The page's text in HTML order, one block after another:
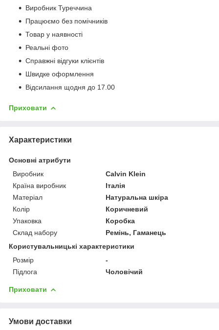
Виробник Туреччина
Працюємо без помічників
Товар у наявності
Реальні фото
Справжні відгуки клієнтів
Швидке оформлення
Відсилання щодня до 17.00
Приховати
Характеристики
Основні атрибути
Виробник
Calvin Klein
Країна виробник
Італія
Матеріал
Натуральна шкіра
Колір
Коричневий
Упаковка
Коробка
Склад набору
Ремінь, Гаманець
Користувальницькі характеристики
Розмір
-
Підлога
Чоловічий
Приховати
Умови доставки